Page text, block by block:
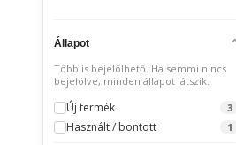
Állapot
Több is bejelölhető. Ha semmi nincs
bejelölve, minden állapot látszik.
Új termék 3
Használt / bontott 1